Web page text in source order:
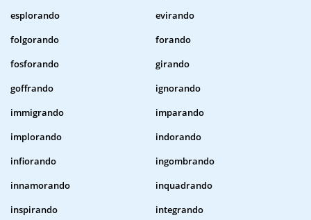
esplorando
evirando
folgorando
forando
fosforando
girando
goffrando
ignorando
immigrando
imparando
implorando
indorando
infiorando
ingombrando
innamorando
inquadrando
inspirando
integrando